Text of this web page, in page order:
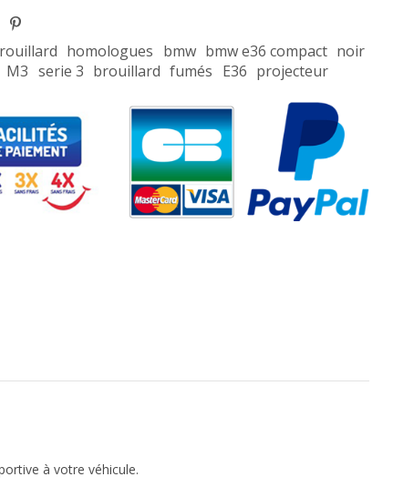
homologues bmw bmw e36 compact noir
M3 serie 3 brouillard fumés E36 projecteur
à votre véhicule.